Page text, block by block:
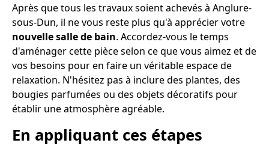
Après que tous les travaux soient achevés à Anglure-
sous-Dun, il ne vous reste plus qu'à apprécier votre
nouvelle salle de bain. Accordez-vous le temps
d'aménager cette pièce selon ce que vous aimez et de
vos besoins pour en faire un véritable espace de
relaxation. N'hésitez pas à inclure des plantes, des
bougies parfumées ou des objets décoratifs pour
établir une atmosphère agréable.
En appliquant ces étapes